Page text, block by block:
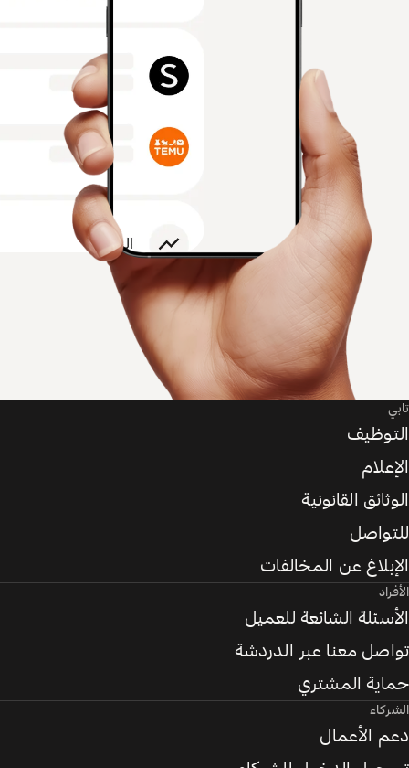
تابي
التوظيف
الإعلام
الوثائق القانونية
للتواصل
الإبلاغ عن المخالفات
الأفراد
الأسئلة الشائعة للعميل
تواصل معنا عبر الدردشة
حماية المشتري
الشركاء
دعم الأعمال